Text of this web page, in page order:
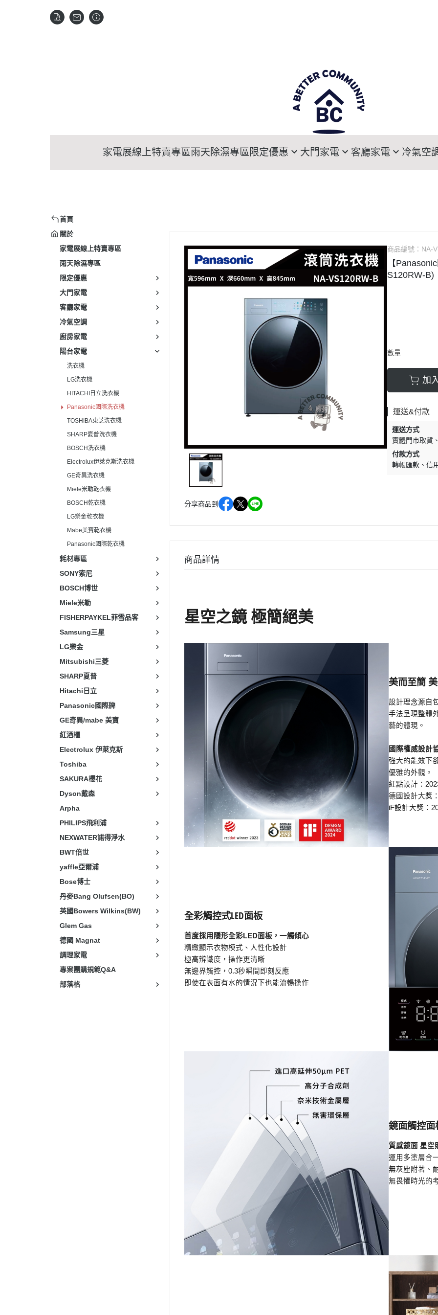
家電展線上特賣專區雨天除濕專區 限定優惠 大門家電 客廳家電
丹麥Bang Olufsen 音響
英國Bowers Wilkins音響
Sony索尼音響
冷氣空
Panasonic國際
機
LG
洗
蒸爐
首頁
關於
家電展線上特賣專區
雨天除濕專區
限定優惠
大門家電
客廳家電
冷氣空調
廚房家電
陽台家電
洗衣機
LG洗衣機
HITACHI日立洗衣機
Panasonic國際洗衣機
TOSHIBA東芝洗衣機
SHARP夏普洗衣機
BOSCH洗衣機
Electrolux伊萊克斯洗衣機
GE奇異洗衣機
Miele米勒乾衣機
BOSCH乾衣機
LG樂金乾衣機
Mabe美寶乾衣機
Panasonic國際乾衣機
耗材專區
SONY索尼
BOSCH博世
Miele米勒
FISHERPAYKEL菲雪品客
Samsung三星
LG樂金
Mitsubishi三菱
SHARP夏普
Hitachi日立
Panasonic國際牌
GE奇異/mabe 美寶
紅酒櫃
Electrolux 伊萊克斯
Toshiba
SAKURA櫻花
Dyson戴森
Arpha
PHILIPS飛利浦
NEXWATER諾得淨水
BWT倍世
yaffle亞爾浦
Bose博士
丹麥Bang Olufsen(BO)
英國Bowers Wilkins(BW)
Glem Gas
德國 Magnat
調理家電
專案團購規範Q&A
部落格
分享商品到
商品編號： NA-
【
S120RW-B)
數量
加
運送&付款
運送方式
實體門市取貨
付款方式
轉帳匯款
信
商品詳情
星空之鏡 極簡絕美
美而至簡
設計理念源自
手法呈現整體
藝的體現。
國際權威設計
強大的能效下
優雅的外觀。
紅點設計：
德國設計大獎
iF設計大獎：
全彩觸控式LED面板
首度採用隱形全彩LED面板，一觸傾心
精緻顯示衣物模式、人性化設計
極高辨識度，操作更清晰
無邊界觸控，0.3秒瞬間即刻反應
即使在表面有水的情況下也能流暢操作
鏡面觸控面
質感鏡面 星空
運用多塗層合
無灰塵附著、
無畏懼時光的